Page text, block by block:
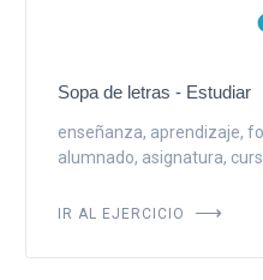
Sopa de letras - Estudiar
enseñanza, aprendizaje,
alumnado, asignatura,
IR AL EJERCICIO